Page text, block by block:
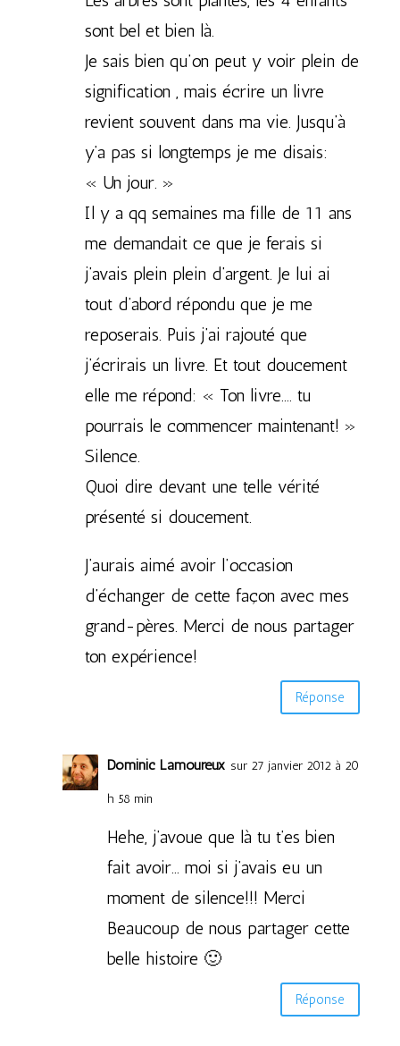
sont bel et bien là.
Je sais bien qu’on peut y voir plein de
signification , mais écrire un livre
revient souvent dans ma vie. Jusqu’à
y’a pas si longtemps je me disais:
« Un jour. »
Il y a qq semaines ma fille de 11 ans
me demandait ce que je ferais si
j’avais plein plein d’argent. Je lui ai
tout d’abord répondu que je me
reposerais. Puis j’ai rajouté que
j’écrirais un livre. Et tout doucement
elle me répond: « Ton livre…. tu
pourrais le commencer maintenant! »
Silence.
Quoi dire devant une telle vérité
présenté si doucement.
J’aurais aimé avoir l’occasion
d’échanger de cette façon avec mes
grand-pères. Merci de nous partager
ton expérience!
Réponse
Dominic Lamoureux sur 27 janvier 2012 à 20
h 58 min
Hehe, j’avoue que là tu t’es bien
fait avoir… moi si j’avais eu un
moment de silence!!! Merci
Beaucoup de nous partager cette
belle histoire 🙂
Réponse